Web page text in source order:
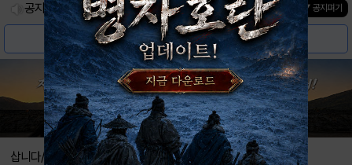
공지사항 진행중인 이벤트0건 ▼ 공지펴기
삽니다/팝니다